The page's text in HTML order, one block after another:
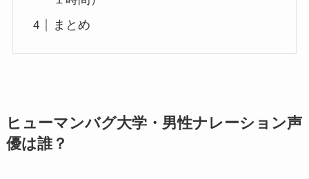
まとめ
ヒューマンバグ大学・男性ナレーション声
優は誰？